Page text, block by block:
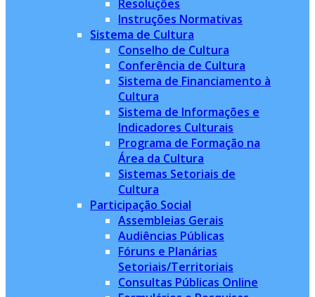
Resoluções
Instruções Normativas
Sistema de Cultura
Conselho de Cultura
Conferência de Cultura
Sistema de Financiamento à
Cultura
Sistema de Informações e
Indicadores Culturais
Programa de Formação na
Área da Cultura
Sistemas Setoriais de
Cultura
Participação Social
Assembleias Gerais
Audiências Públicas
Fóruns e Planárias
Setoriais/Territoriais
Consultas Públicas Online